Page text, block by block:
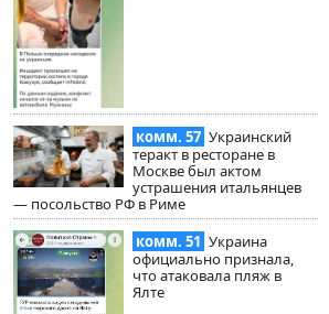
комм. 57 Украинский
теракт в ресторане в
Москве был актом
устрашения итальянцев
— посольство РФ в Риме
комм. 51 Украина
официально признала,
что атаковала пляж в
Ялте